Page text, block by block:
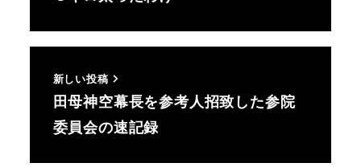
新しい投稿
田母神空幕長を参考人招致した参院
委員会の速記録